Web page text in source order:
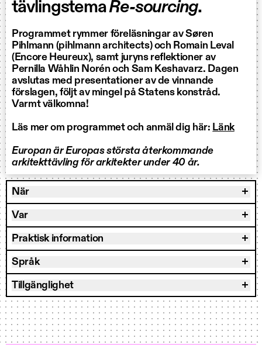
tävlingstemaRe-sourcing.
Programmet rymmer föreläsningar av Søren
Pihlmann (pihlmann architects) och Romain Leval
(Encore Heureux), samt juryns reflektioner av
Pernilla Wåhlin Norén och Sam Keshavarz. Dagen
avslutas med presentationer av de vinnande
förslagen, följt av mingel på Statens konstråd.
Varmt välkomna!
Läs mer om programmet och anmäl dig här: Länk
Europan är Europas största återkommande
arkitekttävling för arkitekter under 40 år.
När
Var
Praktisk information
Språk
Tillgänglighet